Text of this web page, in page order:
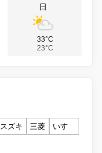
日
33°C
23°C
スズキ 三菱
いすゞ